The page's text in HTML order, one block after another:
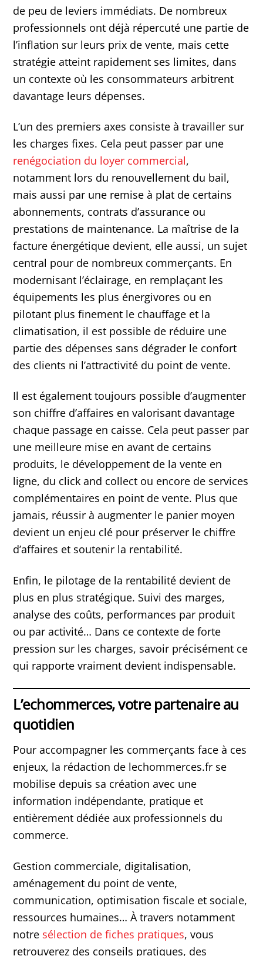
de peu de leviers immédiats. De nombreux
professionnels ont déjà répercuté une partie de
l’inflation sur leurs prix de vente, mais cette
stratégie atteint rapidement ses limites, dans
un contexte où les consommateurs arbitrent
davantage leurs dépenses.
L’un des premiers axes consiste à travailler sur
les charges fixes. Cela peut passer par une
renégociation du loyer commercial,
notamment lors du renouvellement du bail,
mais aussi par une remise à plat de certains
abonnements, contrats d’assurance ou
prestations de maintenance. La maîtrise de la
facture énergétique devient, elle aussi, un sujet
central pour de nombreux commerçants. En
modernisant l’éclairage, en remplaçant les
équipements les plus énergivores ou en
pilotant plus finement le chauffage et la
climatisation, il est possible de réduire une
partie des dépenses sans dégrader le confort
des clients ni l’attractivité du point de vente.
Il est également toujours possible d’augmenter
son chiffre d’affaires en valorisant davantage
chaque passage en caisse. Cela peut passer par
une meilleure mise en avant de certains
produits, le développement de la vente en
ligne, du click and collect ou encore de services
complémentaires en point de vente. Plus que
jamais, réussir à augmenter le panier moyen
devient un enjeu clé pour préserver le chiffre
d’affaires et soutenir la rentabilité.
Enfin, le pilotage de la rentabilité devient de
plus en plus stratégique. Suivi des marges,
analyse des coûts, performances par produit
ou par activité… Dans ce contexte de forte
pression sur les charges, savoir précisément ce
qui rapporte vraiment devient indispensable.
L’echommerces, votre partenaire au
quotidien
Pour accompagner les commerçants face à ces
enjeux, la rédaction de lechommerces.fr se
mobilise depuis sa création avec une
information indépendante, pratique et
entièrement dédiée aux professionnels du
commerce.
Gestion commerciale, digitalisation,
aménagement du point de vente,
communication, optimisation fiscale et sociale,
ressources humaines… À travers notamment
notre sélection de fiches pratiques, vous
retrouverez des conseils pratiques, des